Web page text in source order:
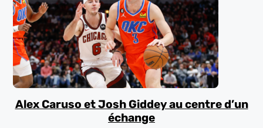
Alex Caruso et Josh Giddey au centre d’un
échange